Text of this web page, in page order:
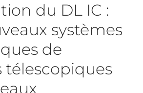
du DL IC :
systèmes
de
télescopiques